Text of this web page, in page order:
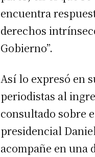
encuentra
derechos
Gobierno”.
Así lo expresó en
periodistas al
consultado sobre
presidencial
acompañe en una